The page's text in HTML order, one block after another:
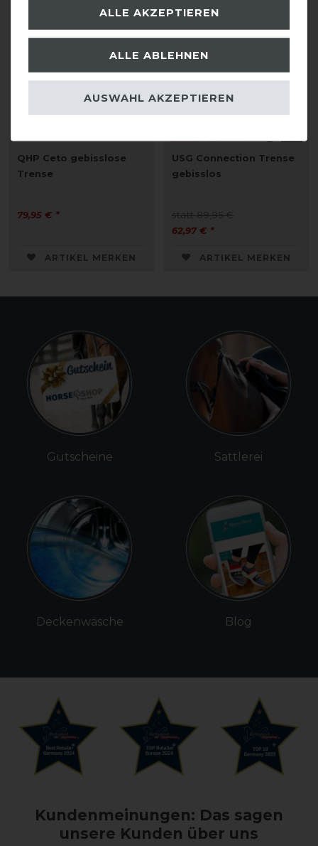
QHP Ceto gebisslose
Trense
79,95 € *
ARTIKEL MERKEN
-30%
USG Connection Trense
gebisslos
statt 89,95 €
62,97 € *
ARTIKEL MERKEN
Gutscheine
Deckenwäsche
Sattlerei
Blog
Kundenmeinungen: Das sagen
unsere Kunden über uns
ALLE AKZEPTIEREN
ALLE ABLEHNEN
AUSWAHL AKZEPTIEREN